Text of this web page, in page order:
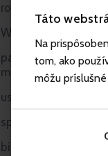
Táto
Na
tom, ako
môžu
room service od
Wi-Fi Internet w
parking w ramach
miejsc
usługi laundry
sprzedaż biżuterii w
bilard